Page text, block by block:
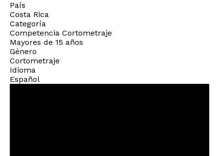
País
Costa Rica
Categoría
Competencia Cortometraje
Mayores de 15 años
Género
Cortometraje
Idioma
Español